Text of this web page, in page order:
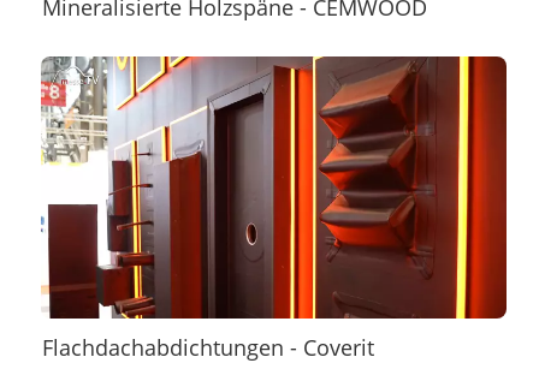
Mineralisierte Holzspäne - CEMWOOD
Flachdachabdichtungen - Coverit